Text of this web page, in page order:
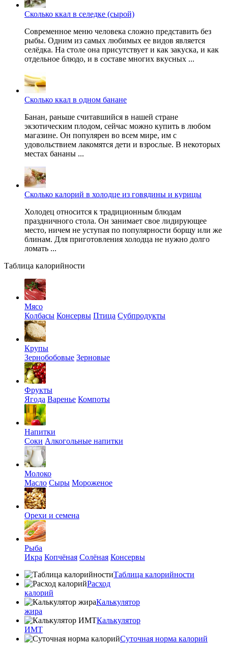
Сколько ккал в селедке (сырой)
Современное меню человека сложно представить без
рыбы. Одним из самых любимых ее видов является
селёдка. На столе она присутствует и как закуска, и как
отдельное блюдо, и в составе многих вкусных ...
Сколько ккал в одном банане
Банан, раньше считавшийся в нашей стране
экзотическим плодом, сейчас можно купить в любом
магазине. Он популярен во всем мире, им с
удовольствием лакомятся дети и взрослые. В некоторых
местах бананы ...
Сколько калорий в холодце из говядины и курицы
Холодец относится к традиционным блюдам
праздничного стола. Он занимает свое лидирующее
место, ничем не уступая по популярности борщу или же
блинам. Для приготовления холодца не нужно долго
ломать ...
Таблица калорийности
Мясо
Колбасы Консервы Птица Субпродукты
Крупы
Зернобобовые Зерновые
Фрукты
Ягода Варенье Компоты
Напитки
Соки Алкогольные напитки
Молоко
Масло Сыры Мороженое
Орехи и семена
Рыба
Икра Копчёная Солёная Консервы
Таблица калорийности
Расход
калорий
Калькулятор
жира
Калькулятор
ИМТ
Суточная норма калорий